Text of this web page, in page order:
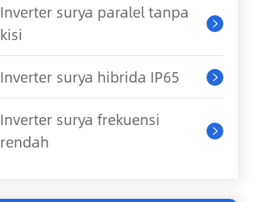
Inverter surya paralel tanpa
kisi

Inverter surya hibrida IP65 
Inverter surya frekuensi
rendah
